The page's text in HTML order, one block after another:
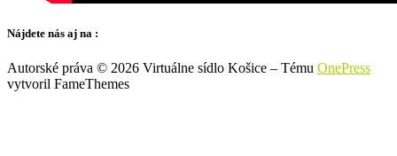
Nájdete nás aj na :
Autorské práva © 2026 Virtuálne sídlo Košice – Tému OnePress
vytvoril FameThemes